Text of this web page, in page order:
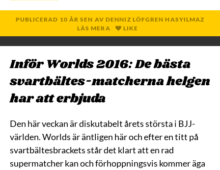
PUBLICERAD 10 ÅR SEN AV DENNIZ LÖFGREN HASYILMAZ
LÄS MERA
LIKE
Inför Worlds 2016: De bästa
svartbältes-matcherna helgen
har att erbjuda
Den här veckan är diskutabelt årets största i BJJ-
världen. Worlds är äntligen här och efter en titt på
svartbältesbrackets står det klart att en rad
supermatcher kan och förhoppningsvis kommer äga